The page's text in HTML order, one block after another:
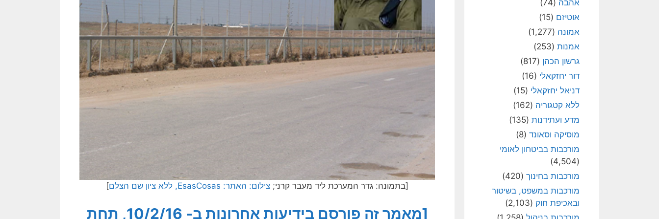
[בתמונה: גדר המערכת ליד מעבר קרני; צילום: האתר: EsasCosas, ללא ציון שם הצלם ]
[מאמר זה פורסם בידיעות אחרונות ב- 10/2/16, תחת
אהבה (74)
אוטיזם (15)
אמונה (1,277)
אמנות (253)
גרשון הכהן (817)
דור יחזקאלי (16)
דניאל יחזקאלי (15)
ללא קטגוריה (162)
מדע ועתידנות (135)
מוסיקה וסאונד (8)
מורכבות בביטחון לאומי
(4,504)
מורכבות בחינוך (420)
מורכבות במשפט, בשיטור
ובאכיפת חוק (2,103)